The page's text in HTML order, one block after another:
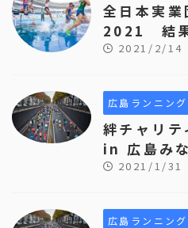
全日本実業
2021 結
2021/2/14
広島ランニン
絆チャリテ
in 広島み
2021/1/31
広島ランニン